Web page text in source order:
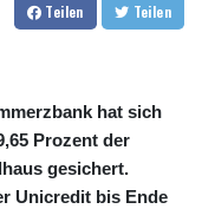
Teilen Teilen
hat sich
Prozent der
gesichert.
Unicredit bis Ende